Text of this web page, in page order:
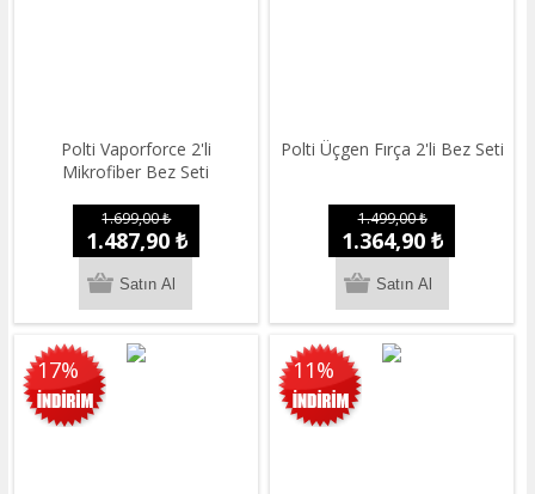
Polti Vaporforce 2'li
Mikrofiber Bez Seti
1.699,00 ₺
1.487,90 ₺
Polti Üçgen Fırça 2'li Bez Seti
1.499,00 ₺
1.364,90 ₺
17% 11%